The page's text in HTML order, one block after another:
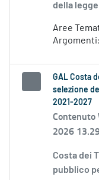
della
Aree
Argomenti:
GAL Costa
selezione
2021-2027
Contenuto
2026
Costa dei
pubblico